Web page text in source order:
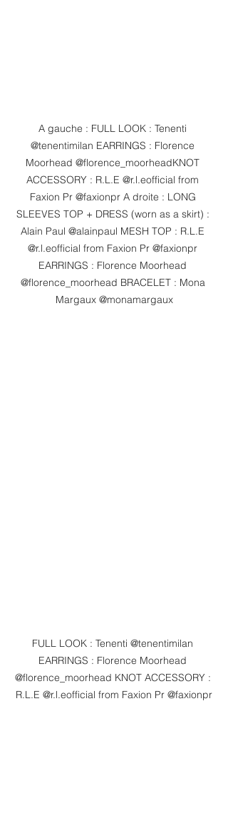
A gauche : FULL LOOK : Tenenti
@tenentimilan EARRINGS : Florence
Moorhead @florence_moorheadKNOT
ACCESSORY : R.L.E @r.l.eofficial from
Faxion Pr @faxionpr A droite : LONG
SLEEVES TOP + DRESS (worn as a skirt) :
Alain Paul @alainpaul MESH TOP : R.L.E
@r.l.eofficial from Faxion Pr @faxionpr
EARRINGS : Florence Moorhead
@florence_moorhead BRACELET : Mona
Margaux @monamargaux
FULL LOOK : Tenenti @tenentimilan
EARRINGS : Florence Moorhead
@florence_moorhead KNOT ACCESSORY :
R.L.E @r.l.eofficial from Faxion Pr @faxionpr